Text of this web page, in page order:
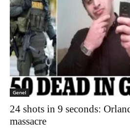
Genel
24 shots in 9 seconds:
massacre